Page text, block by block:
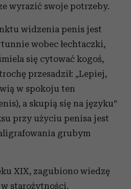
wyrazić swoje potrzeby.
widzenia penis jest
wobec łechtaczki,
się cytować kogoś,
przesadził: „Lepiej,
w spokoju ten
a skupią się na języku”
przy użyciu penisa jest
grubym
XIX, zagubiono wiedzę
starożytności,